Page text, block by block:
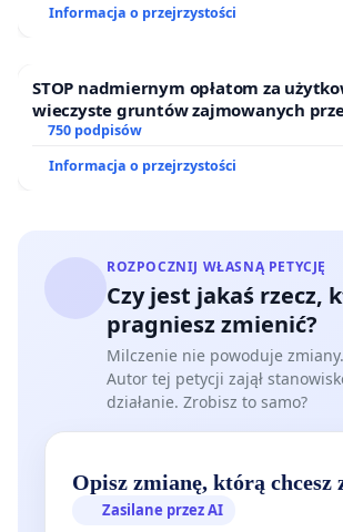
Informacja o przejrzystości
STOP nadmiernym opłatom za
wieczyste gruntów zajmowanych
ogrody działkowe.
750 podpisów
Informacja o przejrzystości
ROZPOCZNIJ WŁASNĄ PETYCJĘ
Czy jest jakaś rzecz,
pragniesz zmienić?
Milczenie nie powoduje zmiany.
Autor tej petycji zajął
działanie. Zrobisz to samo?
Opisz zmianę, którą chcesz
Zasilane przez AI